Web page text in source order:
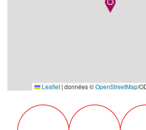
Leaflet | données ©OpenStreetMap/